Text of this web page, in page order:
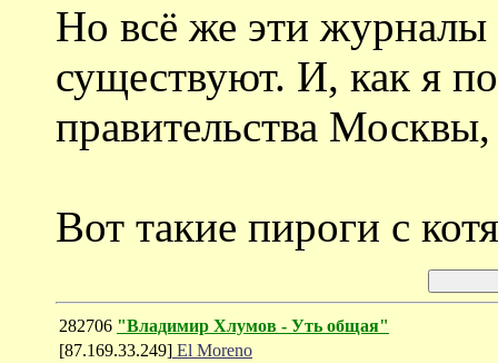
Но всё же эти
существуют. И, как я
правительства
Вот такие пироги с
282706 "Владимир Хлумов - Уть общая"
[87.169.33.249] El Moreno